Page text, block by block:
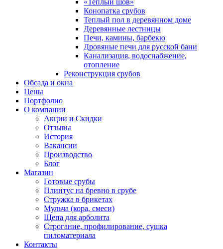
«Теплый шов»
Конопатка срубов
Теплый пол в деревянном доме
Деревянные лестницы
Печи, камины, барбекю
Дровяные печи для русской бани
Канализация, водоснабжение,
отопление
Реконструкция срубов
Обсада и окна
Цены
Портфолио
О компании
Акции и Скидки
Отзывы
История
Вакансии
Производство
Блог
Магазин
Готовые срубы
Плинтус на бревно в срубе
Стружка в брикетах
Мульча (кора, смеси)
Щепа для арболита
Строгание, профилирование, сушка
пиломатериала
Контакты